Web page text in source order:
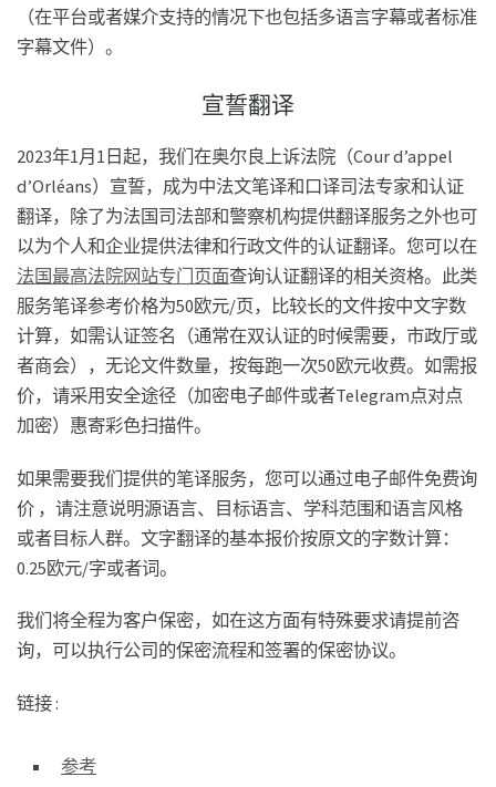
（在平台或者媒介支持的情况下也包括多语言字幕或者标准
字幕文件）。
宣誓翻译
2023年1月1日起，我们在奥尔良上诉法院（Cour d’appel
d’Orléans）宣誓，成为中法文笔译和口译司法专家和认证
翻译，除了为法国司法部和警察机构提供翻译服务之外也可
以为个人和企业提供法律和行政文件的认证翻译。您可以在
法国最高法院网站专门页面查询认证翻译的相关资格。此类
服务笔译参考价格为50欧元/页，比较长的文件按中文字数
计算，如需认证签名（通常在双认证的时候需要，市政厅或
者商会），无论文件数量，按每跑一次50欧元收费。如需报
价，请采用安全途径（加密电子邮件或者Telegram点对点
加密）惠寄彩色扫描件。
如果需要我们提供的笔译服务，您可以通过电子邮件免费询
价 ，请注意说明源语言、目标语言、学科范围和语言风格
或者目标人群。文字翻译的基本报价按原文的字数计算：
0.25欧元/字或者词。
我们将全程为客户保密，如在这方面有特殊要求请提前咨
询，可以执行公司的保密流程和签署的保密协议。
链接 :
参考